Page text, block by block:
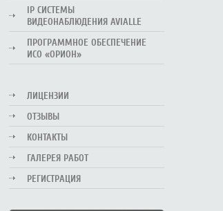
IP СИСТЕМЫ
ВИДЕОНАБЛЮДЕНИЯ AVIALLE
ПРОГРАММНОЕ ОБЕСПЕЧЕНИЕ
ИСО «ОРИОН»
ЛИЦЕНЗИИ
ОТЗЫВЫ
КОНТАКТЫ
ГАЛЕРЕЯ РАБОТ
РЕГИСТРАЦИЯ